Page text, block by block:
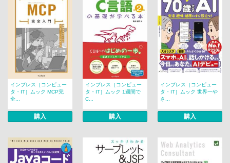
インプレス［コンピュー
タ・IT］ムック MCP完
全...
購入
インプレス［コンピュー
タ・IT］ムック 1週間で
C...
購入
インプレス［コンピュー
タ・IT］ムック 世界一や
さ...
購入